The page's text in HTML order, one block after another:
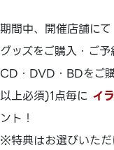
期間中、開催店舗に
グッズをご購入・ご
CD・DVD・BDをご
以上必須)1点毎に イ
ント！
※特典はお選びいただ